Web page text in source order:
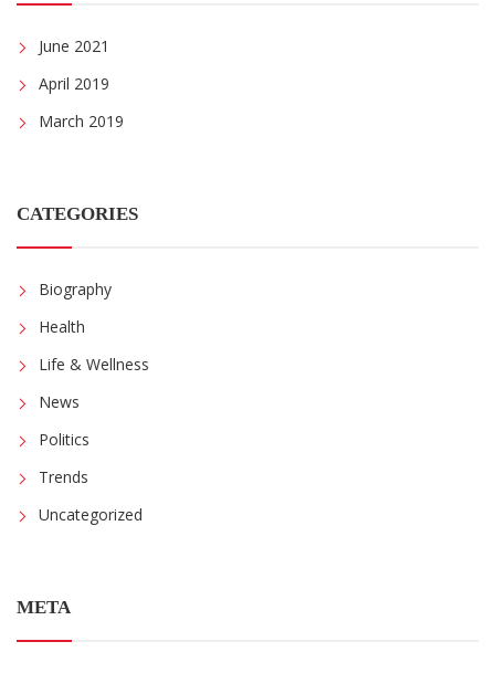
June 2021
April 2019
March 2019
CATEGORIES
Biography
Health
Life & Wellness
News
Politics
Trends
Uncategorized
META